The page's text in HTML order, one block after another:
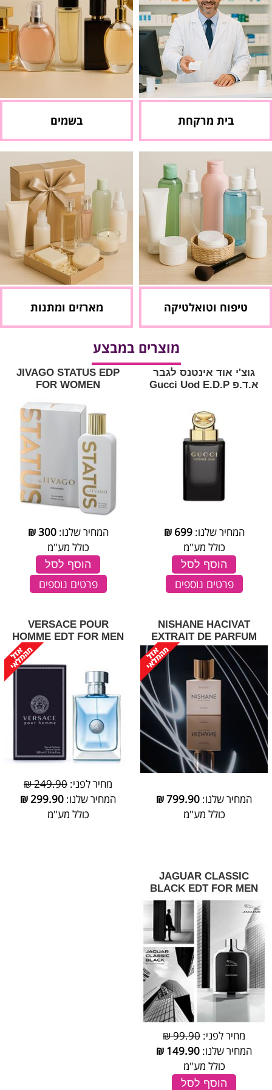
בית מרקחת בשמים
טיפוח וטואלטיקה מארזים ומתנות
מוצרים במבצע
גוצ'י אוד אינטנס לגבר
א.ד.פ Gucci Uod E.D.P
המחיר שלנו:699
₪
כולל מע"מ
הוסף לסל
פרטים נוספים
JIVAGO STATUS EDP
FOR WOMEN
המחיר שלנו:300
₪
כולל מע"מ
הוסף לסל
פרטים נוספים
NISHANE HACIVAT
EXTRAIT DE PARFUM
המחיר שלנו: 799.90
₪
כולל מע"מ
VERSACE POUR
HOMME EDT FOR MEN
מחיר לפני: 249.90 ₪
המחיר שלנו: 299.90
₪
כולל מע"מ
JAGUAR CLASSIC
BLACK EDT FOR MEN
מחיר לפני: 99.90 ₪
המחיר שלנו: 149.90
₪
כולל מע"מ
הוסף לסל